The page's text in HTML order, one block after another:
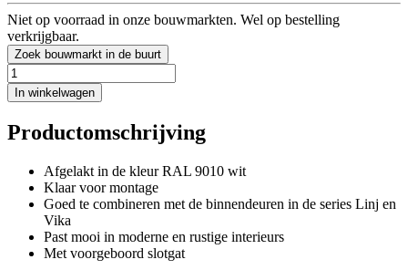
Niet op voorraad in onze bouwmarkten. Wel op bestelling
verkrijgbaar.
Zoek bouwmarkt in de buurt
In winkelwagen
Productomschrijving
Afgelakt in de kleur RAL 9010 wit
Klaar voor montage
Goed te combineren met de binnendeuren in de series Linj en
Vika
Past mooi in moderne en rustige interieurs
Met voorgeboord slotgat